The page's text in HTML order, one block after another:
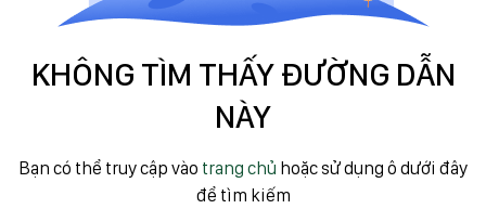
KHÔNG TÌM THẤY ĐƯỜNG DẪN
NÀY
Bạn có thể truy cập vào trang chủ hoặc sử dụng ô dưới đây
để tìm kiếm